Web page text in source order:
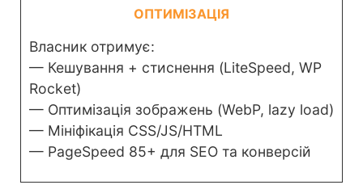
ОПТИМІЗАЦІЯ
Власник отримує:
— Кешування + стиснення (LiteSpeed, WP
Rocket)
— Оптимізація зображень (WebP, lazy load)
— Мініфікація CSS/JS/HTML
— PageSpeed 85+ для SEO та конверсій